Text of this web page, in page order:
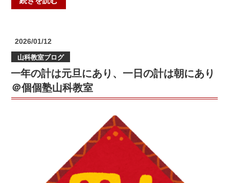
の
リ
＠
個
個
投
日:
2026/01/12
山科教室ブログ
一年の計は元旦にあり、一日の計は朝にあり
＠個個塾山科教室